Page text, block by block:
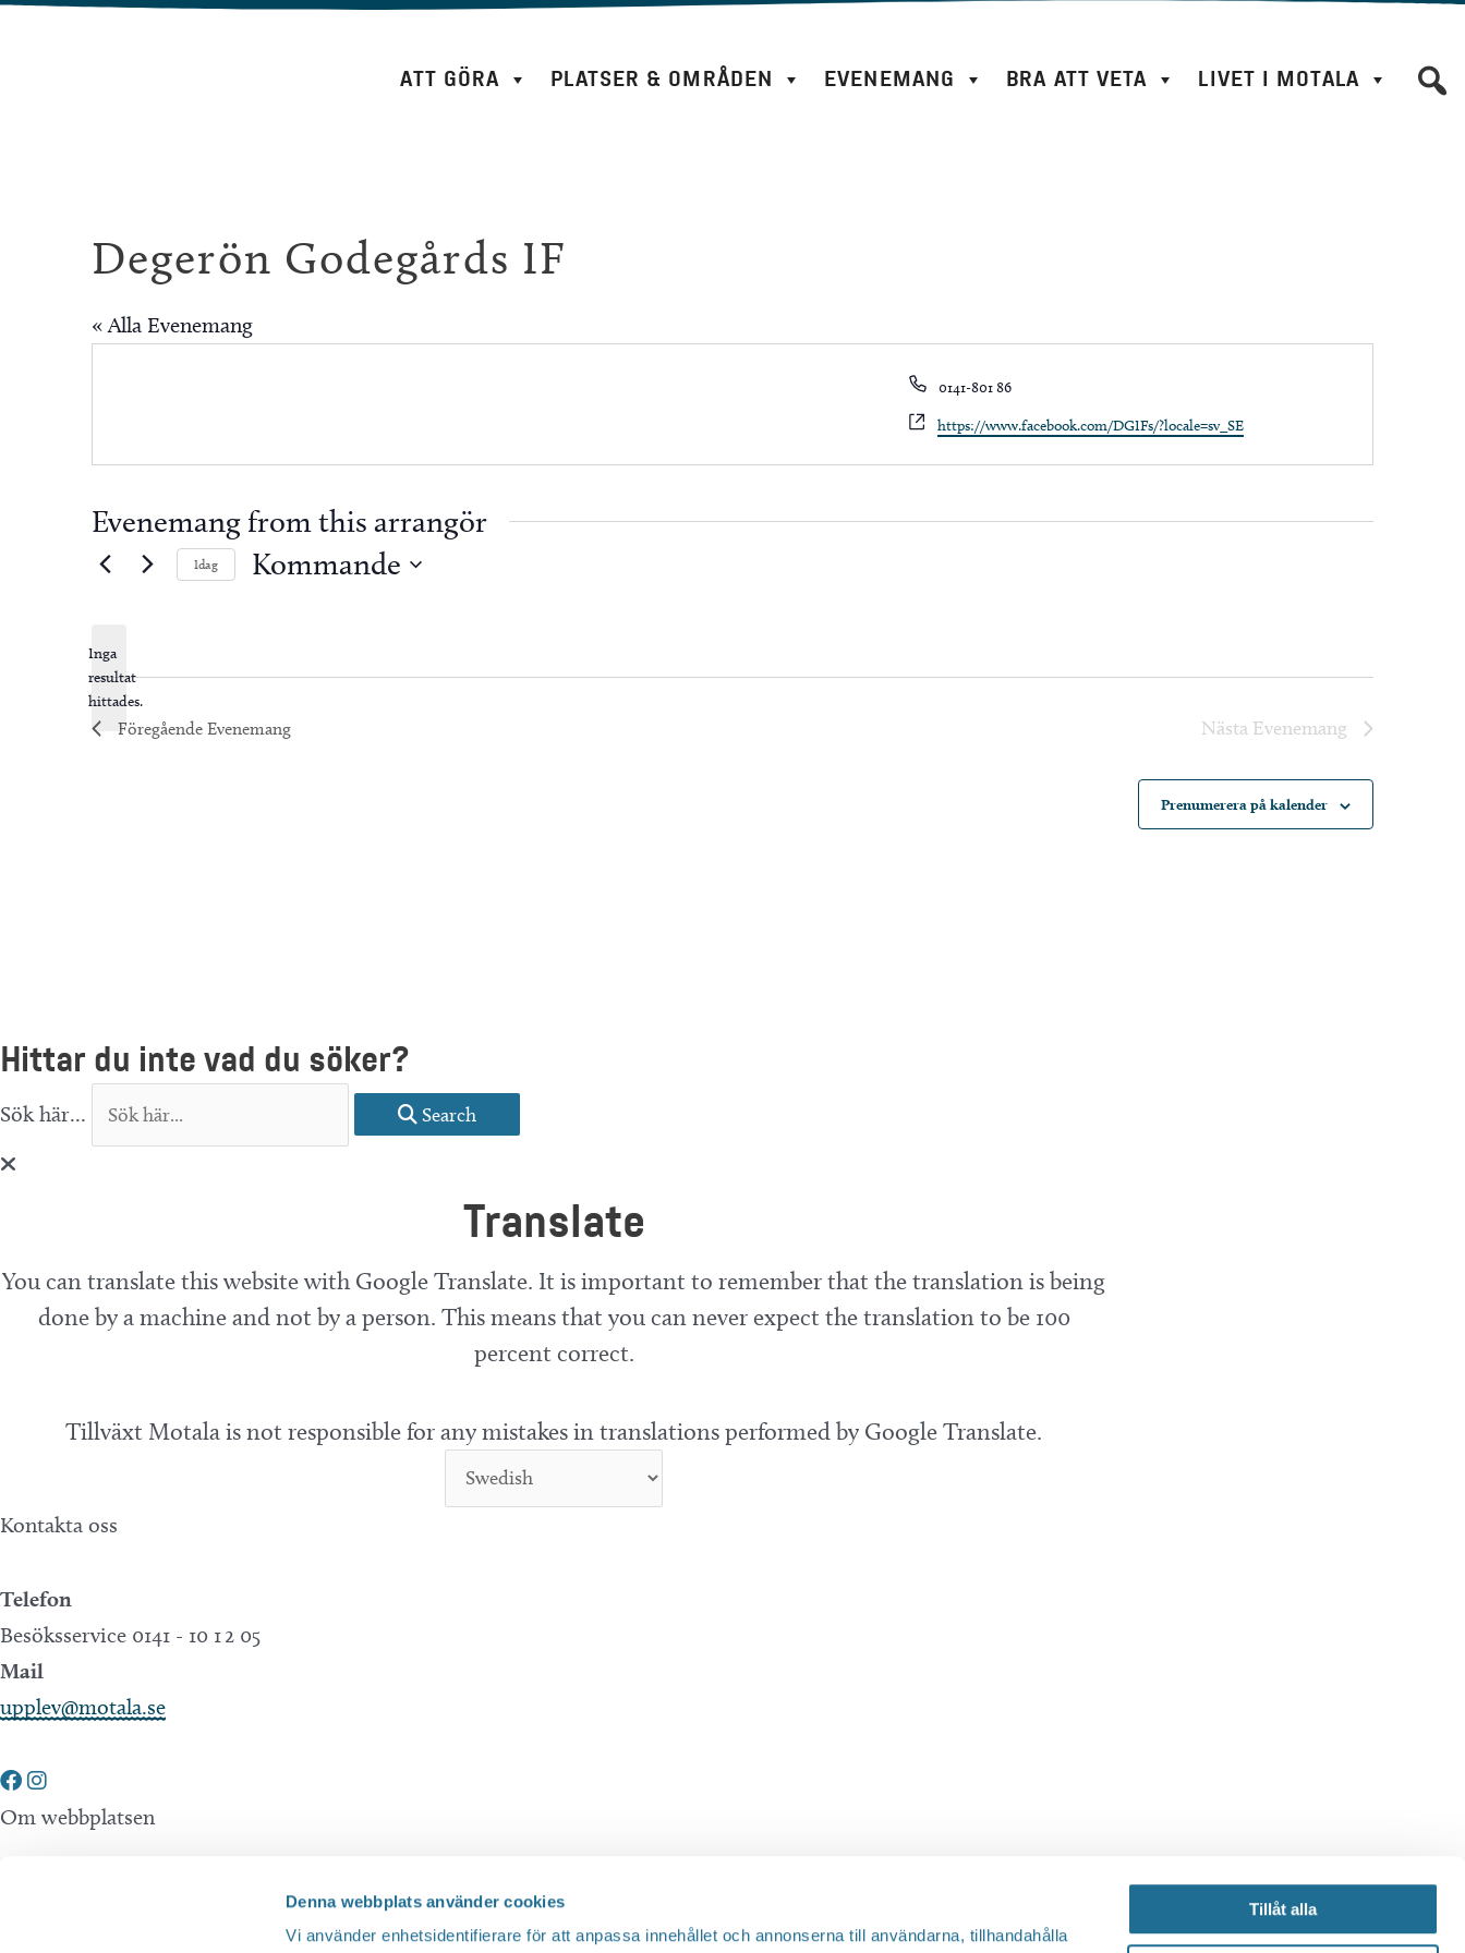
Denna webbplats använder cookies
Vi använder enhetsidentifierare för att anpassa innehållet och annonserna till användarna, tillhandahålla
Tillåt alla
ATT GÖRA PLATSER & OMRÅDEN EVENEMANG BRA ATT VETA LIVET I MOTALA
Degerön Godegårds IF
« Alla Evenemang
Phone
0141-801 86
Website
https://www.facebook.com/DGIFs/?locale=sv_SE
Evenemang from this arrangör
Notis
Inga
resultat
hittades.
Idag Kommande
Föregående Evenemang Nästa Evenemang
Prenumerera på kalender
Hittar du inte vad du söker?
Sök här... Search
Translate
You can translate this website with Google Translate. It is important to remember that the translation is being
done by a machine and not by a person. This means that you can never expect the translation to be 100
percent correct.
Tillväxt Motala is not responsible for any mistakes in translations performed by Google Translate.
Kontakta oss
Telefon
Besöksservice 0141 - 10 1 2 05
Mail
upplev@motala.se
Om webbplatsen
Tillgänglighetsredogörelse